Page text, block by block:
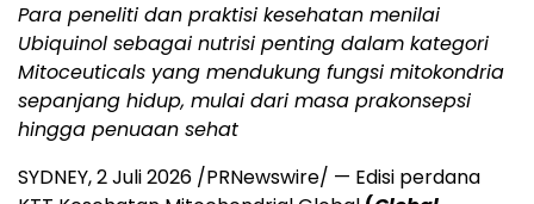
Para peneliti dan praktisi kesehatan menilai
Ubiquinol sebagai nutrisi penting dalam kategori
Mitoceuticals yang mendukung fungsi mitokondria
sepanjang hidup, mulai dari masa prakonsepsi
hingga penuaan sehat
SYDNEY, 2 Juli 2026 /PRNewswire/ — Edisi perdana